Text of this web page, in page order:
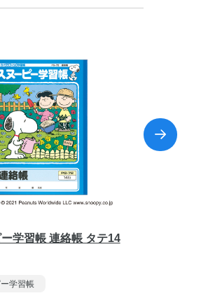
学習帳 連絡帳 タテ14
学習帳